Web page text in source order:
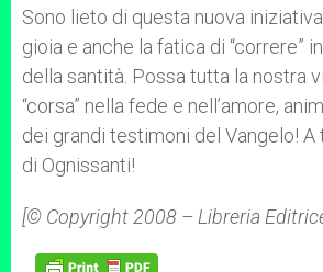
Sono lieto di questa nuova
gioia e anche la fatica di “correre”
della santità. Possa tutta la nostra
“corsa” nella fede e nell’amore,
dei grandi testimoni del Vangelo!
di Ognissanti!
[© Copyright 2008 – Libreria